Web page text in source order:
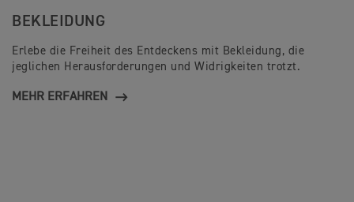
BEKLEIDUNG
Erlebe die Freiheit des Entdeckens mit Bekleidung, die
jeglichen Herausforderungen und Widrigkeiten trotzt.
MEHR ERFAHREN